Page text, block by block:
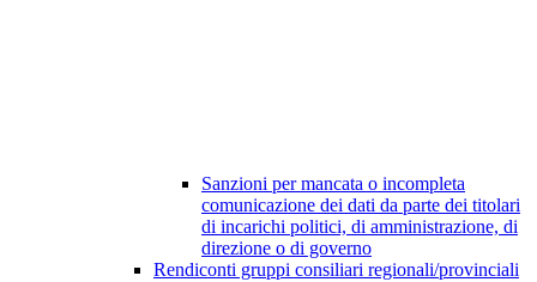
Sanzioni per mancata o incompleta
comunicazione dei dati da parte dei titolari
di incarichi politici, di amministrazione, di
direzione o di governo
Rendiconti gruppi consiliari regionali/provinciali